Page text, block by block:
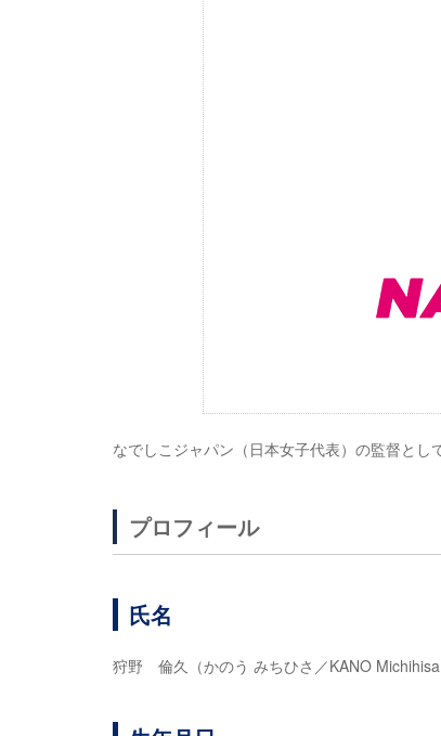
なでしこジャパン（日本女子代表）の監督とし
プロフィール
氏名
狩野 倫久（かのう みちひさ／KANO Michihisa